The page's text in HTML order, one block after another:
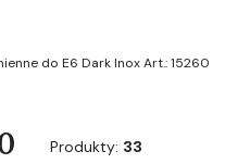
do E6 Dark Inox Art.: 15260
Produkty: 33